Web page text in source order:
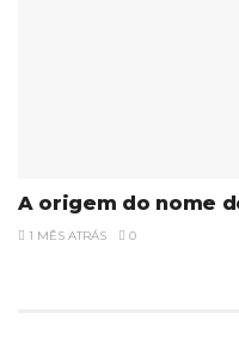
A origem do nome
1 MÊS ATRÁS 0